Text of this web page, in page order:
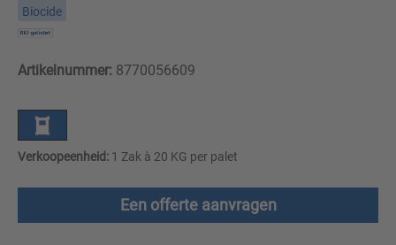
Biocide
Artikelnummer: 8770056609
Verkoopeenheid: 1 Zak à 20 KG per palet
Een offerte aanvragen